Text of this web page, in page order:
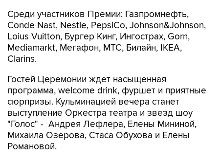
Среди участников Премии: Газпромнефть,
Conde Nast, Nestle, PepsiCo, Johnson&Johnson,
Loius Vuitton, Бургер Кинг, Ингострах, Gorn,
Mediamarkt, Мегафон, МТС, Билайн, IKEA,
Clarins.
Гостей Церемонии ждет насыщенная
программа, welcome drink, фуршет и приятные
сюрпризы. Кульминацией вечера станет
выступление Оркестра театра и звезд шоу
"Голос" - Андрея Лефлера, Елены Мининой,
Михаила Озерова, Стаса Обухова и Елены
Романовой.